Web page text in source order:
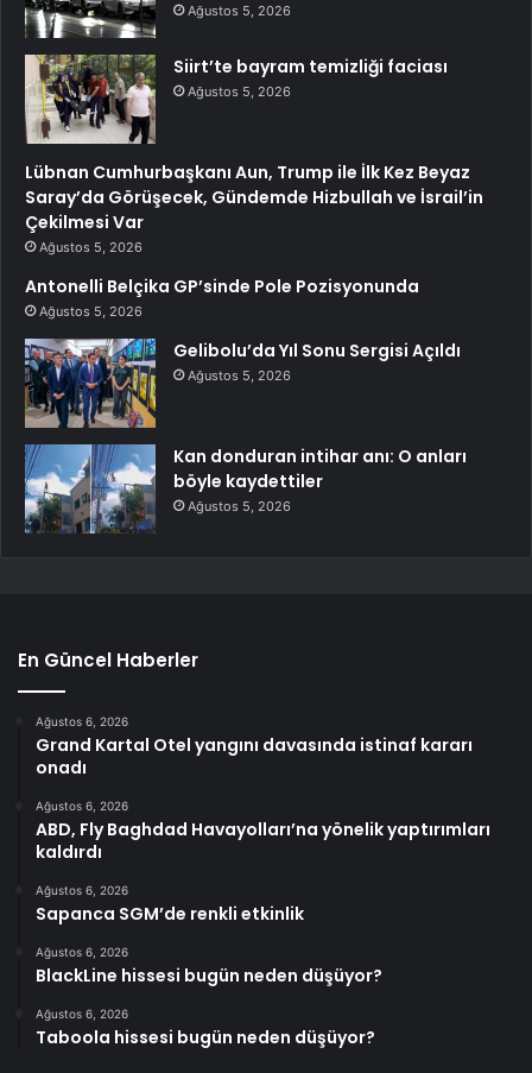
Ağustos 5, 2026
Siirt’te bayram temizliği faciası
Ağustos 5, 2026
Lübnan Cumhurbaşkanı Aun, Trump ile İlk Kez Beyaz
Saray’da Görüşecek, Gündemde Hizbullah ve İsrail’in
Çekilmesi Var
Ağustos 5, 2026
Antonelli Belçika GP’sinde Pole Pozisyonunda
Ağustos 5, 2026
Gelibolu’da Yıl Sonu Sergisi Açıldı
Ağustos 5, 2026
Kan donduran intihar anı: O anları
böyle kaydettiler
Ağustos 5, 2026
En Güncel Haberler
Ağustos 6, 2026
Grand Kartal Otel yangını davasında istinaf kararı
onadı
Ağustos 6, 2026
ABD, Fly Baghdad Havayolları’na yönelik yaptırımları
kaldırdı
Ağustos 6, 2026
Sapanca SGM’de renkli etkinlik
Ağustos 6, 2026
BlackLine hissesi bugün neden düşüyor?
Ağustos 6, 2026
Taboola hissesi bugün neden düşüyor?